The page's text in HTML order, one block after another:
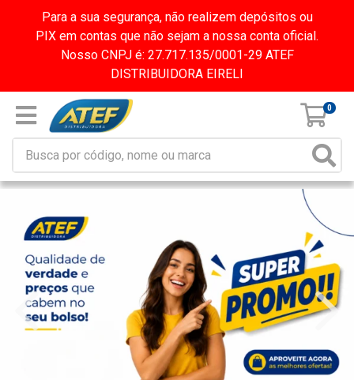
Para a sua segurança, não realizem depósitos ou
PIX em contas que não sejam a nossa conta oficial.
Nosso CNPJ é: 27.717.135/0001-29 ATEF
DISTRIBUIDORA EIRELI
0